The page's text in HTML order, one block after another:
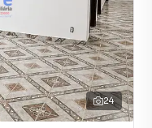
24